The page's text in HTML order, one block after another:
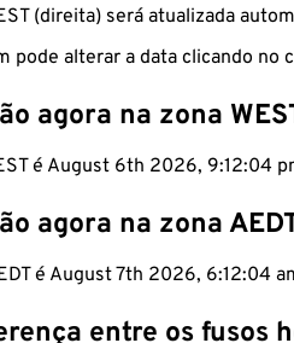
(direita) será atualizada
pode alterar a data clicando no
agora na zona
é August 6th 2026, 9:12:05
agora na zona
é August 7th 2026, 6:12:05
entre os fusos